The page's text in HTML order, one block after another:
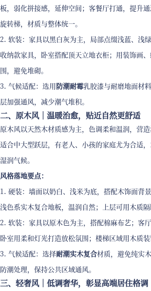
板，弱化拼接感，延伸空间；客餐厅打通，提升
旋转梯，材质与整体统一。
2. 软装：家具以黑白灰为主，局部点缀浅蓝、浅
收纳款家具，卧室搭配顶天立地衣柜；用装饰画
围，避免堆砌。
3. 气候适配：选用防潮耐霉乳胶漆与耐磨地面材
层加强通风，减少潮气堆积。
二、原木风｜温暖治愈，贴近自然更舒适
原木风以天然木材质感为主，色调柔和温润，营造
适合中大型跃层，有老人、小孩的家庭尤为合适
湿润气候。
风格落地要点：
1. 硬装：墙面以奶白、浅米为底，搭配木饰面背
浅色系实木复合地板，温润自然；上层可用木质隔
2. 软装：家具以原木色为主，搭配棉麻布艺；客厅
卧室用柔和灯光打造放松氛围；楼梯区域用木质装
3. 气候适配：选择耐潮实木复合材质，避免纯实
防潮处理，保持公共区域通风。
三、轻奢风｜低调奢华，彰显高端居住格调